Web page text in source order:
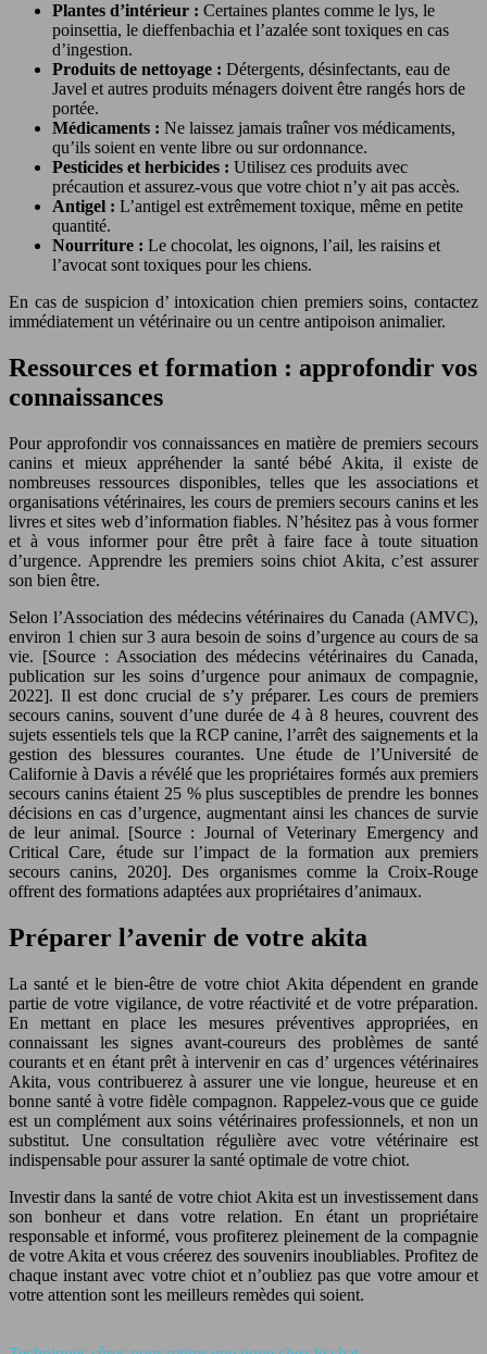
Plantes d’intérieur : Certaines plantes comme le lys, le
poinsettia, le dieffenbachia et l’azalée sont toxiques en cas
d’ingestion.
Produits de nettoyage : Détergents, désinfectants, eau de
Javel et autres produits ménagers doivent être rangés hors de
portée.
Médicaments : Ne laissez jamais traîner vos médicaments,
qu’ils soient en vente libre ou sur ordonnance.
Pesticides et herbicides : Utilisez ces produits avec
précaution et assurez-vous que votre chiot n’y ait pas accès.
Antigel : L’antigel est extrêmement toxique, même en petite
quantité.
Nourriture : Le chocolat, les oignons, l’ail, les raisins et
l’avocat sont toxiques pour les chiens.
En cas de suspicion d’ intoxication chien premiers soins, contactez
immédiatement un vétérinaire ou un centre antipoison animalier.
Ressources et formation : approfondir vos
connaissances
Pour approfondir vos connaissances en matière de premiers secours
canins et mieux appréhender la santé bébé Akita, il existe de
nombreuses ressources disponibles, telles que les associations et
organisations vétérinaires, les cours de premiers secours canins et les
livres et sites web d’information fiables. N’hésitez pas à vous former
et à vous informer pour être prêt à faire face à toute situation
d’urgence. Apprendre les premiers soins chiot Akita, c’est assurer
son bien être.
Selon l’Association des médecins vétérinaires du Canada (AMVC),
environ 1 chien sur 3 aura besoin de soins d’urgence au cours de sa
vie. [Source : Association des médecins vétérinaires du Canada,
publication sur les soins d’urgence pour animaux de compagnie,
2022]. Il est donc crucial de s’y préparer. Les cours de premiers
secours canins, souvent d’une durée de 4 à 8 heures, couvrent des
sujets essentiels tels que la RCP canine, l’arrêt des saignements et la
gestion des blessures courantes. Une étude de l’Université de
Californie à Davis a révélé que les propriétaires formés aux premiers
secours canins étaient 25 % plus susceptibles de prendre les bonnes
décisions en cas d’urgence, augmentant ainsi les chances de survie
de leur animal. [Source : Journal of Veterinary Emergency and
Critical Care, étude sur l’impact de la formation aux premiers
secours canins, 2020]. Des organismes comme la Croix-Rouge
offrent des formations adaptées aux propriétaires d’animaux.
Préparer l’avenir de votre akita
La santé et le bien-être de votre chiot Akita dépendent en grande
partie de votre vigilance, de votre réactivité et de votre préparation.
En mettant en place les mesures préventives appropriées, en
connaissant les signes avant-coureurs des problèmes de santé
courants et en étant prêt à intervenir en cas d’ urgences vétérinaires
Akita, vous contribuerez à assurer une vie longue, heureuse et en
bonne santé à votre fidèle compagnon. Rappelez-vous que ce guide
est un complément aux soins vétérinaires professionnels, et non un
substitut. Une consultation régulière avec votre vétérinaire est
indispensable pour assurer la santé optimale de votre chiot.
Investir dans la santé de votre chiot Akita est un investissement dans
son bonheur et dans votre relation. En étant un propriétaire
responsable et informé, vous profiterez pleinement de la compagnie
de votre Akita et vous créerez des souvenirs inoubliables. Profitez de
chaque instant avec votre chiot et n’oubliez pas que votre amour et
votre attention sont les meilleurs remèdes qui soient.